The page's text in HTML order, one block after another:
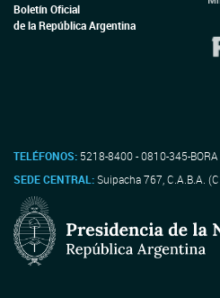
Boletín Oficial
de la República Argentina
TELÉFONOS: 5218-8400 - 0810-345-
SEDE CENTRAL:Suipacha 767, C.A.B.A.